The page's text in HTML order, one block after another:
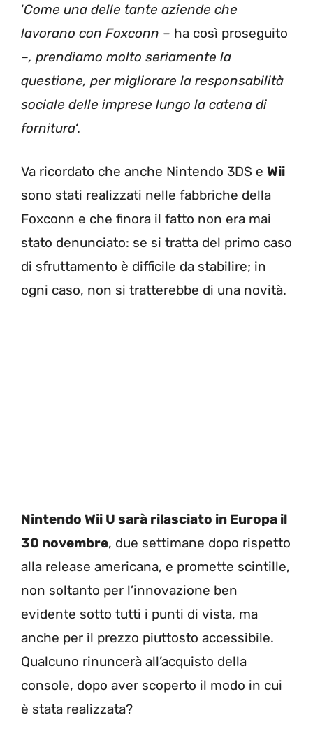
‘Come una delle tante aziende che
lavorano con Foxconn – ha così proseguito
–, prendiamo molto seriamente la
questione, per migliorare la responsabilità
sociale delle imprese lungo la catena di
fornitura‘.
Va ricordato che anche Nintendo 3DS e Wii
sono stati realizzati nelle fabbriche della
Foxconn e che finora il fatto non era mai
stato denunciato: se si tratta del primo caso
di sfruttamento è difficile da stabilire; in
ogni caso, non si tratterebbe di una novità.
Nintendo Wii U sarà rilasciato in Europa il
30 novembre, due settimane dopo rispetto
alla release americana, e promette scintille,
non soltanto per l’innovazione ben
evidente sotto tutti i punti di vista, ma
anche per il prezzo piuttosto accessibile.
Qualcuno rinuncerà all’acquisto della
console, dopo aver scoperto il modo in cui
è stata realizzata?